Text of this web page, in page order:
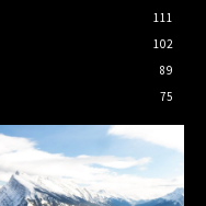
111
102
89
75